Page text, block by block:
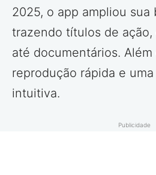
2025, o app ampliou sua
trazendo títulos de ação,
até documentários.
reprodução rápida e
intuitiva.
Publicidade